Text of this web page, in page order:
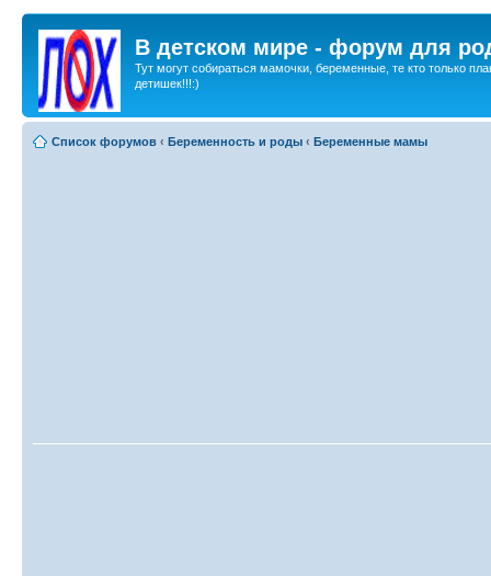
В детском мире - форум для
Тут могут собираться мамочки, беременные, те кто только
детишек!!!:)
Список форумов ‹ Беременность и роды ‹ Беременные мамы